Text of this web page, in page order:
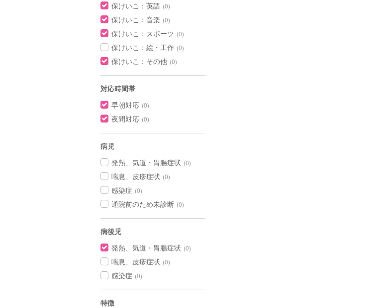
保けいこ：英語 (0)
保けいこ：音楽 (0)
保けいこ：スポーツ (0)
保けいこ：絵・工作 (0)
保けいこ：その他 (0)
対応時間帯
早朝対応 (0)
夜間対応 (0)
病児
発熱、気道・胃腸症状 (0)
喘息、皮疹症状 (0)
感染症 (0)
通院前のため未診断 (0)
病後児
発熱、気道・胃腸症状 (0)
喘息、皮疹症状 (0)
感染症 (0)
特徴